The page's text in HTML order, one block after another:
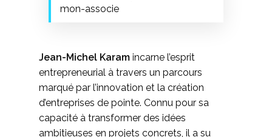
mon-associe
Jean-Michel Karam incarne l’esprit
entrepreneurial à travers un parcours
marqué par l’innovation et la création
d’entreprises de pointe. Connu pour sa
capacité à transformer des idées
ambitieuses en projets concrets, il a su